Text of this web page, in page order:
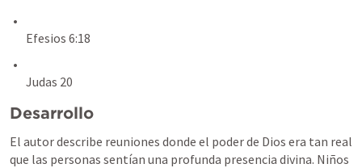
Efesios 6:18
Judas 20
Desarrollo
El autor describe reuniones donde el poder de Dios era tan real
que las personas sentían una profunda presencia divina. Niños